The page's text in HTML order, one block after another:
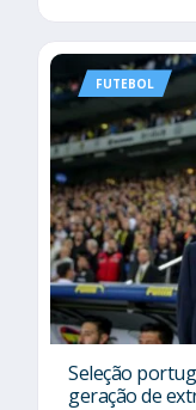
FUTEBOL
Seleção
geração de